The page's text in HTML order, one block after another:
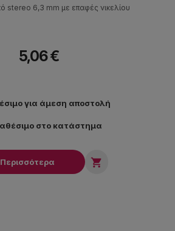
stereo 6,3 mm με επαφές νικελίου
5,06 €
για άμεση αποστολή
στο κατάστημα
Περισσότερα 